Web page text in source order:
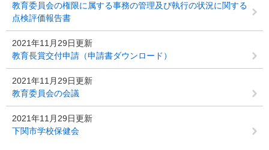
教育委員会の権限に属する事務の管理及び執行の状況に関する
点検評価報告書
2021年11月29日更新
教育長賞交付申請（申請書ダウンロード）
2021年11月29日更新
教育委員会の会議
2021年11月29日更新
下関市学校保健会